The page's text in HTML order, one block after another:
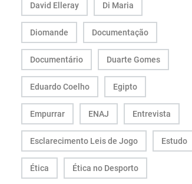
David Elleray Di Maria
Diomande Documentação
Documentário Duarte Gomes
Eduardo Coelho Egipto
Empurrar ENAJ Entrevista
Esclarecimento Leis de Jogo Estudo
Ética Ética no Desporto